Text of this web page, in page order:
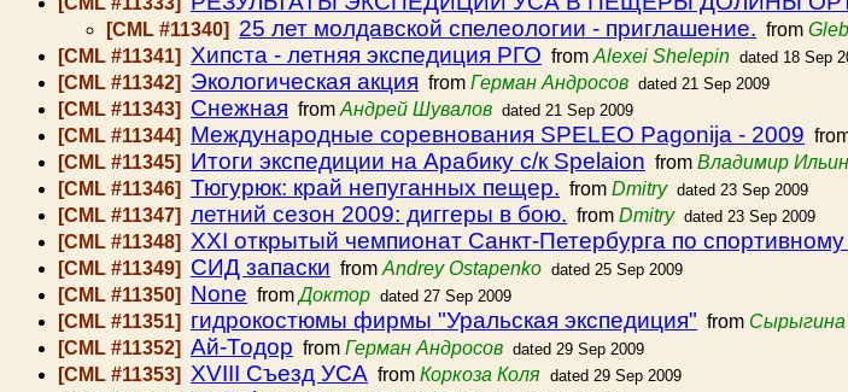
[CML #11340] 25 лет молдавской спелеологии - приглашение. from
[CML #11341] Хипста - летняя экспедиция РГО from Alexei Shelepin dated 18 Sep
[CML #11342] Экологическая акция from Герман Андросов dated 21 Sep 2009
[CML #11343] Снежная from Андрей Шувалов dated 21 Sep 2009
[CML #11344] Международные соревнования SPELEO Pagonija - 2009
[CML #11345] Итоги экспедиции на Арабику с/к Spelaion from Владимир Ильин
[CML #11346] Тюгурюк: край непуганных пещер. from Dmitry dated 23 Sep 2009
[CML #11347] летний сезон 2009: диггеры в бою. from Dmitry dated 23 Sep 2009
[CML #11348] XXI открытый чемпионат Санкт-Петербурга по
[CML #11349] СИД запаски from Andrey Ostapenko dated 25 Sep 2009
[CML #11350] None fromДоктор dated 27 Sep 2009
[CML #11351] гидрокостюмы фирмы "Уральская экспедиция" from Сырыгина
[CML #11352] Ай-Тодор from Герман Андросов dated 29 Sep 2009
[CML #11353] XVIII Съезд УСА from Коркоза Коля dated 29 Sep 2009